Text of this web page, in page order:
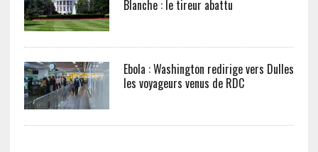
Blanche : le tireur abattu
Ebola : Washington redirige vers Dulles
les voyageurs venus de RDC